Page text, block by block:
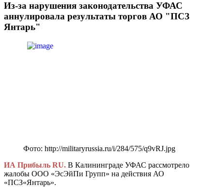
Из-за нарушения законодательства УФАС
аннулировала результаты торгов АО "ПСЗ
Янтарь"
Фото: http://militaryrussia.ru/i/284/575/q9vRJ.jpg
ИА Прибыль RU. В Калининграде УФАС рассмотрело
жалобы ООО «ЭсЭйПи Групп» на действия АО
«ПСЗ«Янтарь».